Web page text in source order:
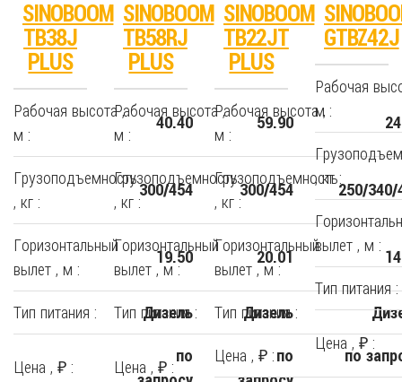
SINOBOOM
TB38J
PLUS
Рабочая высота ,
м :
40.40
Грузоподъемность
, кг :
300/454
Горизонтальный
вылет , м :
19.50
Тип питания : Дизель
Цена , ₽ :
по
SINOBOOM
TB58RJ
PLUS
Рабочая высота ,
м :
59.90
Грузоподъемность
, кг :
300/454
Горизонтальный
вылет , м :
20.01
Тип питания : Дизель
Цена , ₽ :
по
SINOBOOM
TB22JT
PLUS
Рабочая высота ,
м :
Грузоподъемность
, кг :
250/340/
Горизонтальный
вылет , м :
Тип питания :
Цена , ₽ : по
GTBZ42J
Рабочая
м :
, кг :
вылет , м :
Тип питания :
Цена , ₽ :